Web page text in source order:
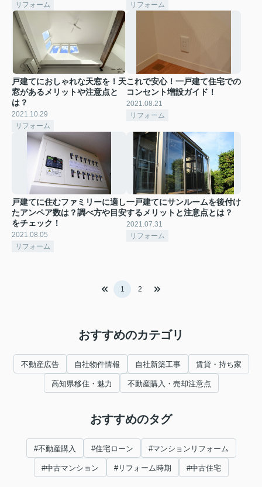
リフォーム リフォーム
戸建てにおしゃれな天窓を！天
窓があるメリットや注意点と
は？
2021.10.29
リフォーム
これで安心！一戸建て住宅での
コンセント増設ガイド！
2021.08.21
リフォーム
戸建てに住むファミリーに適し
たアンペア数は？調べ方や目安
をチェック！
2021.08.05
リフォーム
一戸建てにサンルームを後付け
するメリットと注意点とは？
2021.07.31
リフォーム
1 2
おすすめのカテゴリ
不動産広告 自社物件情報 自社新築工事 賃貸・持ち家
高知県移住・魅力 不動産購入・売却注意点
おすすめのタグ
#不動産購入 #住宅ローン #マンションリフォーム
#中古マンション #リフォーム時期 #中古住宅